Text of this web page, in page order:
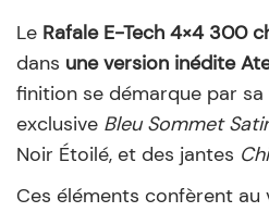
Le Rafale E-Tech 4×4 300
dans une version inédite
finition se démarque par
exclusive Bleu Sommet
Noir Étoilé, et des jantes
Ces éléments confèrent au